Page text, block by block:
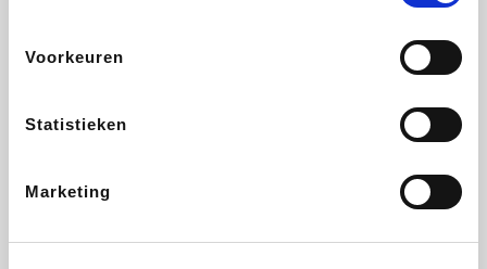
Voorkeuren
Statistieken
Marketing
DeubaXXL
Ekoi About You